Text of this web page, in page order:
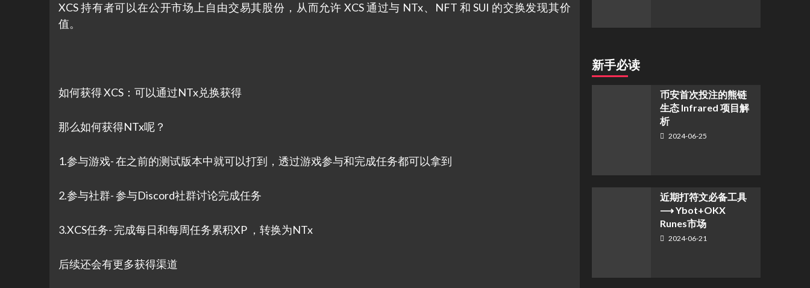
XCS 持有者可以在公开市场上自由交易其股份，从而允许 XCS 通过与 NTx、NFT 和 SUI 的交换发现其价
值。
如何获得 XCS：可以通过NTx兑换获得
那么如何获得NTx呢？
1.参与游戏- 在之前的测试版本中就可以打到，透过游戏参与和完成任务都可以拿到
2.参与社群- 参与Discord社群讨论完成任务
3.XCS任务- 完成每日和每周任务累积XP ，转换为NTx
后续还会有更多获得渠道
新手必读
币安首次投注的熊链
生态 Infrared 项目解
析
2024-06-25
近期打符文必备工具
⟶ Ybot+OKX
Runes市场
2024-06-21